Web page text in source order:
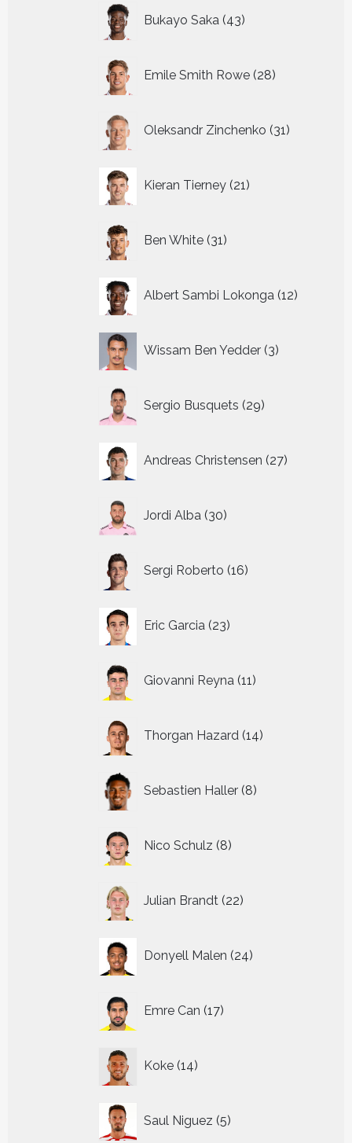
Bukayo Saka 43
producten
Emile Smith Rowe 28
producten
Oleksandr Zinchenko 31
producten
Kieran Tierney 21
producten
Ben White 31
producten
Albert Sambi Lokonga 12
Wissam Ben Yedder 3
producten
Sergio Busquets 29
producten
Andreas Christensen 27
producten
Jordi Alba 30
producten
Sergi Roberto 16
producten
Eric Garcia 23
producten
Giovanni Reyna 11
producten
Thorgan Hazard 14
producten
Sebastien Haller 8
producten
Nico Schulz 8
producten
Julian Brandt 22
producten
Donyell Malen 24
producten
Emre Can 17
producten
Koke 14
producten
Saul Niguez 5
producten